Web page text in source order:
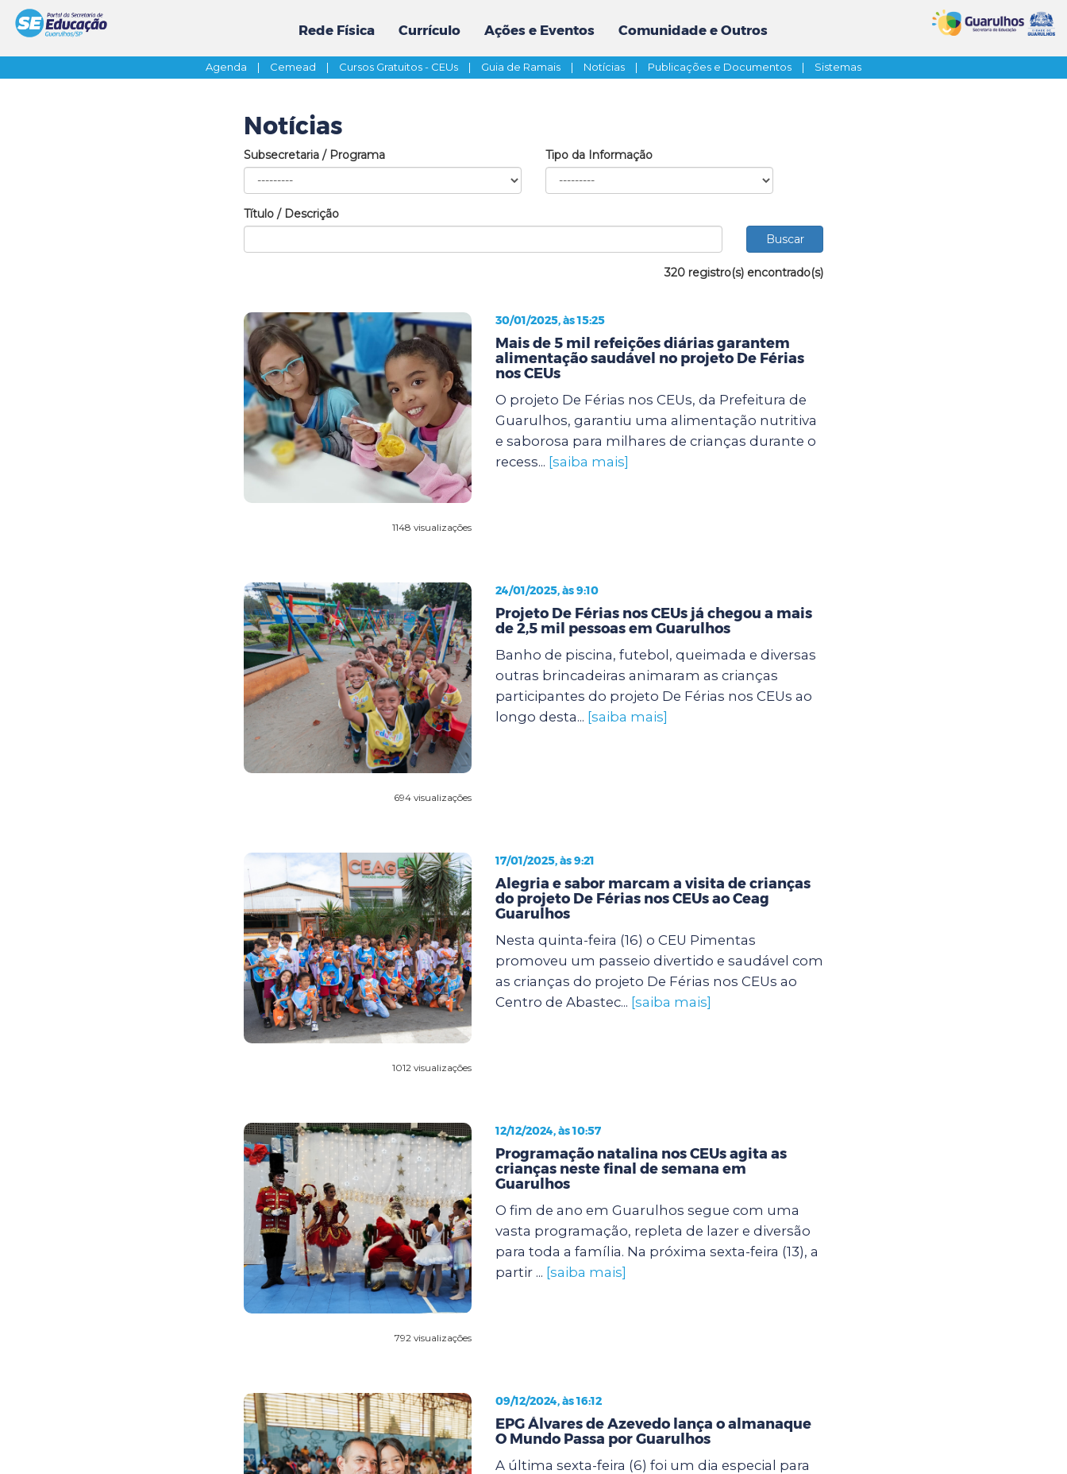
Rede Física Currículo Ações e Eventos Comunidade e Outros
Agenda | Cemead | Cursos Gratuitos - CEUs | Guia de Ramais | Notícias | Publicações e Documentos | Sistemas
Notícias
Subsecretaria / Programa Tipo da Informação
Título / Descrição
320 registro(s) encontrado(s)
1148 visualizações
30/01/2025, às 15:25
Mais de 5 mil refeições diárias garantem
alimentação saudável no projeto De Férias
nos CEUs
O projeto De Férias nos CEUs, da Prefeitura de
Guarulhos, garantiu uma alimentação nutritiva
e saborosa para milhares de crianças durante o
recess... [saiba mais]
694 visualizações
24/01/2025, às 9:10
Projeto De Férias nos CEUs já chegou a mais
de 2,5 mil pessoas em Guarulhos
Banho de piscina, futebol, queimada e diversas
outras brincadeiras animaram as crianças
participantes do projeto De Férias nos CEUs ao
longo desta... [saiba mais]
1012 visualizações
17/01/2025, às 9:21
Alegria e sabor marcam a visita de crianças
do projeto De Férias nos CEUs ao Ceag
Guarulhos
Nesta quinta-feira (16) o CEU Pimentas
promoveu um passeio divertido e saudável com
as crianças do projeto De Férias nos CEUs ao
Centro de Abastec... [saiba mais]
792 visualizações
12/12/2024, às 10:57
Programação natalina nos CEUs agita as
crianças neste final de semana em
Guarulhos
O fim de ano em Guarulhos segue com uma
vasta programação, repleta de lazer e diversão
para toda a família. Na próxima sexta-feira (13), a
partir ... [saiba mais]
09/12/2024, às 16:12
EPG Álvares de Azevedo lança o almanaque
O Mundo Passa por Guarulhos
A última sexta-feira (6) foi um dia especial para